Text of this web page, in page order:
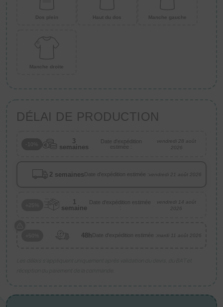
Dos plein Haut du dos Manche gauche
Manche droite
DÉLAI DE PRODUCTION
3
semaines
Date d'expédition
estimée :
vendredi 28 août
2026
2 semaines Date d'expédition estimée :vendredi 21 août 2026
1
semaine
Date d'expédition estimée
:
vendredi 14 août
2026
48h Date d'expédition estimée :mardi 11 août 2026